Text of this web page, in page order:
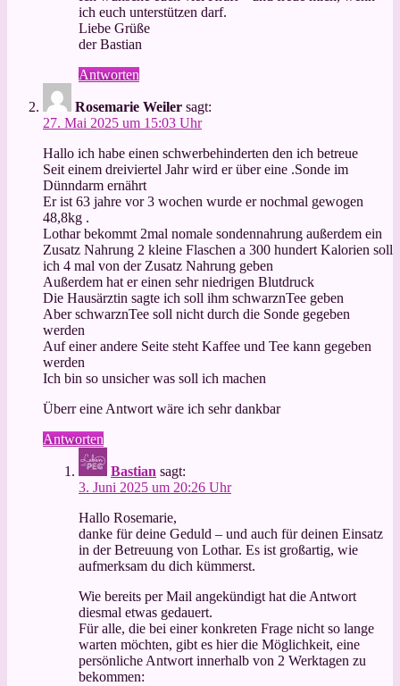
ich euch unterstützen darf.
Liebe Grüße
der Bastian
Antworten
Rosemarie Weiler sagt:
27. Mai 2025 um 15:03 Uhr
Hallo ich habe einen schwerbehinderten den ich betreue
Seit einem dreiviertel Jahr wird er über eine .Sonde im
Dünndarm ernährt
Er ist 63 jahre vor 3 wochen wurde er nochmal gewogen
48,8kg .
Lothar bekommt 2mal nomale sondennahrung außerdem ein
Zusatz Nahrung 2 kleine Flaschen a 300 hundert Kalorien soll
ich 4 mal von der Zusatz Nahrung geben
Außerdem hat er einen sehr niedrigen Blutdruck
Die Hausärztin sagte ich soll ihm schwarznTee geben
Aber schwarznTee soll nicht durch die Sonde gegeben
werden
Auf einer andere Seite steht Kaffee und Tee kann gegeben
werden
Ich bin so unsicher was soll ich machen
Überr eine Antwort wäre ich sehr dankbar
Antworten
Bastian sagt:
3. Juni 2025 um 20:26 Uhr
Hallo Rosemarie,
danke für deine Geduld – und auch für deinen Einsatz
in der Betreuung von Lothar. Es ist großartig, wie
aufmerksam du dich kümmerst.
Wie bereits per Mail angekündigt hat die Antwort
diesmal etwas gedauert.
Für alle, die bei einer konkreten Frage nicht so lange
warten möchten, gibt es hier die Möglichkeit, eine
persönliche Antwort innerhalb von 2 Werktagen zu
bekommen: